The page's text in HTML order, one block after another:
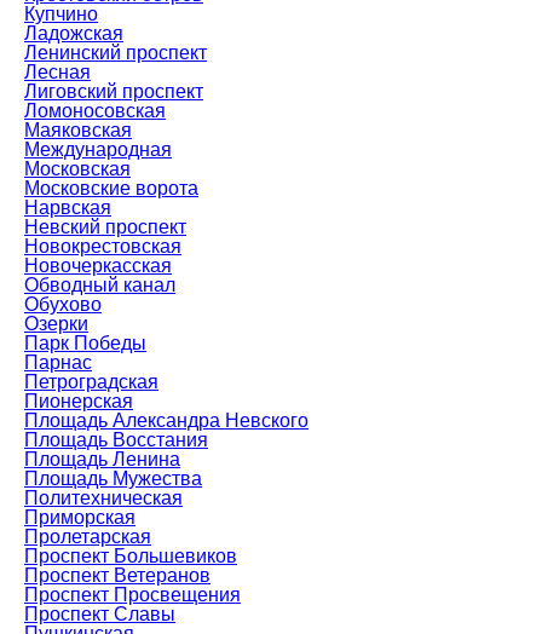
Купчино
Ладожская
Ленинский проспект
Лесная
Лиговский проспект
Ломоносовская
Маяковская
Международная
Московская
Московские ворота
Нарвская
Невский проспект
Новокрестовская
Новочеркасская
Обводный канал
Обухово
Озерки
Парк Победы
Парнас
Петроградская
Пионерская
Площадь Александра Невского
Площадь Восстания
Площадь Ленина
Площадь Мужества
Политехническая
Приморская
Пролетарская
Проспект Большевиков
Проспект Ветеранов
Проспект Просвещения
Проспект Славы